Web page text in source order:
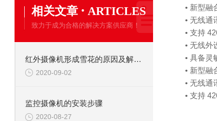
相关文章 · ARTICLES
致力于成为合格的解决方案供应商！
红外摄像机形成雪花的原因及解决办法
2020-09-02
监控摄像机的安装步骤
2020-08-27
• 新型融
• 无线通
• 支持
• 无线外
• 具备灵
• 新型融
• 无线通
• 支持